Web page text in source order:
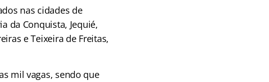
nas cidades de
da Conquista, Jequié,
e Teixeira de Freitas,
mil vagas, sendo que